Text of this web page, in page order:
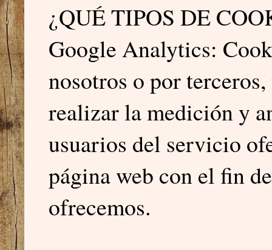
¿QUÉ TIPOS DE
Google Analytics:
nosotros o por
realizar la medición y
usuarios del servicio
página web con el fin
ofrecemos.